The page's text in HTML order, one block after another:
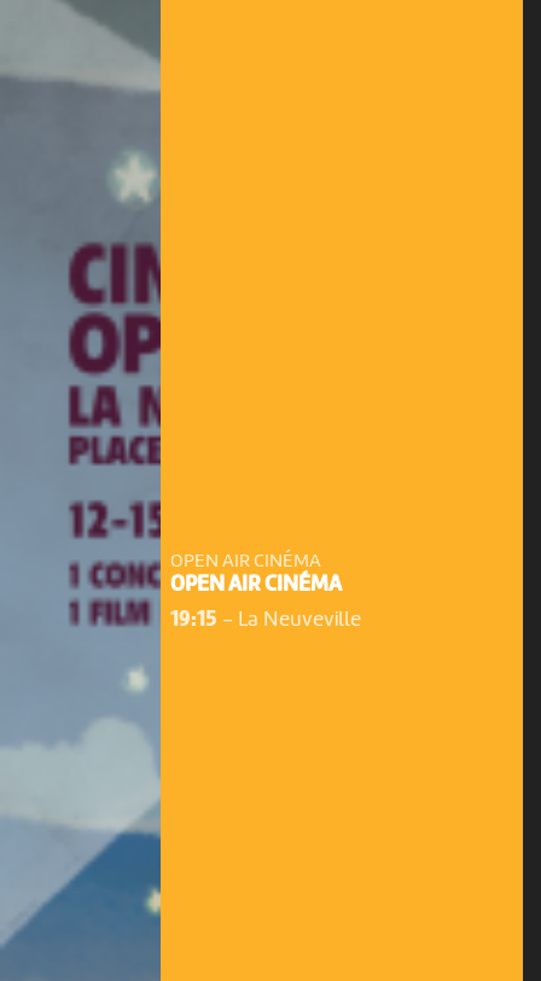
OPEN AIR CINÉMA
OPEN AIR CINÉMA
19:15 - La Neuveville